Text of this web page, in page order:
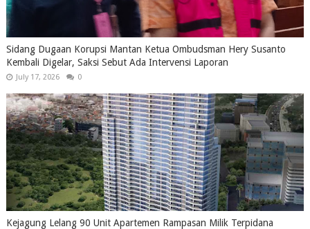
Sidang Dugaan Korupsi Mantan Ketua Ombudsman Hery Susanto
Kembali Digelar, Saksi Sebut Ada Intervensi Laporan
July 17, 2026 0
Kejagung Lelang 90 Unit Apartemen Rampasan Milik Terpidana